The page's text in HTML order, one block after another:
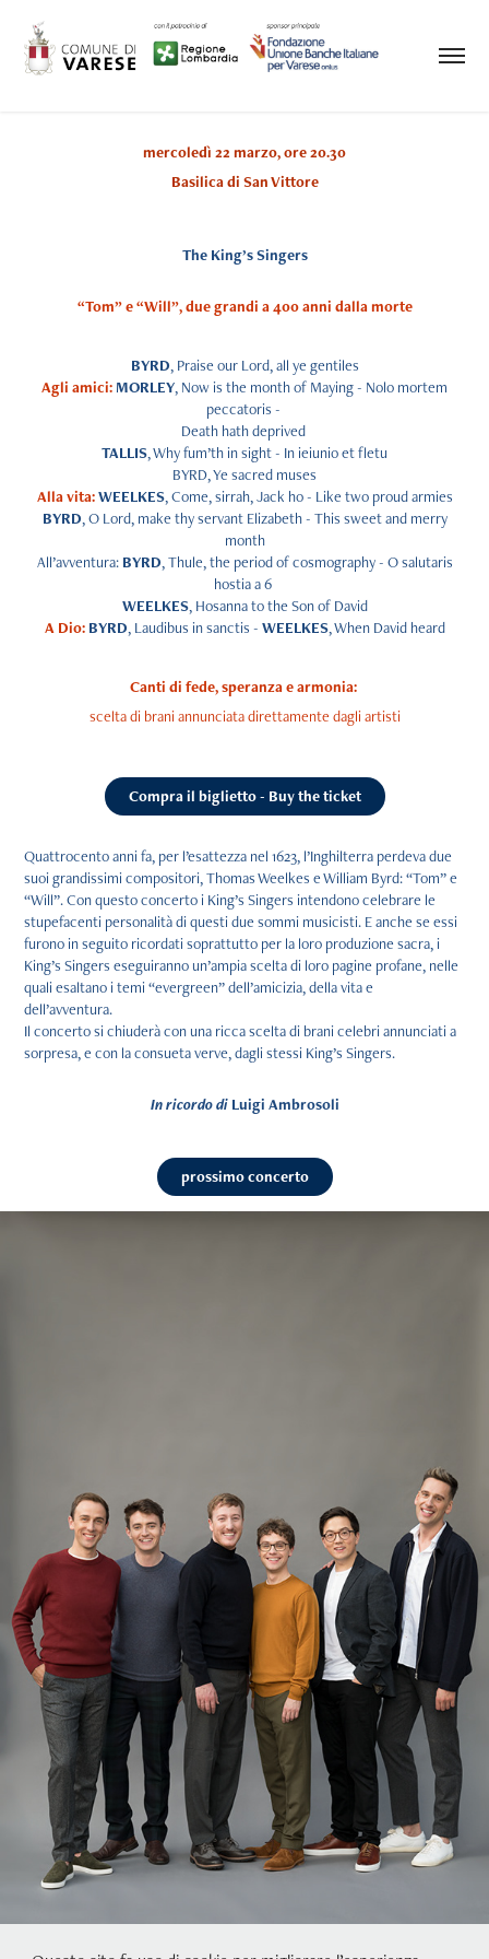
mercoledì 22 marzo, ore 20.30
Basilica di San Vittore
The King’s Singers
“Tom” e “Will”, due grandi a 400 anni dalla morte
BYRD, Praise our Lord, all ye gentiles
Agli amici: MORLEY, Now is the month of Maying - Nolo mortem
peccatoris -
Death hath deprived
TALLIS, Why fum’th in sight - In ieiunio et fletu
BYRD, Ye sacred muses
Alla vita:WEELKES, Come, sirrah, Jack ho - Like two proud armies
BYRD, O Lord, make thy servant Elizabeth - This sweet and merry
month
All’avventura: BYRD, Thule, the period of cosmography - O salutaris
hostia a 6
WEELKES, Hosanna to the Son of David
A Dio: BYRD, Laudibus in sanctis - WEELKES, When David heard
Canti di fede, speranza e armonia:
scelta di brani annunciata direttamente dagli artisti
Compra il biglietto - Buy the ticket
Quattrocento anni fa, per l’esattezza nel 1623, l’Inghilterra perdeva due
suoi grandissimi compositori, Thomas Weelkes e William Byrd: “Tom” e
“Will”. Con questo concerto i King’s Singers intendono celebrare le
stupefacenti personalità di questi due sommi musicisti. E anche se essi
furono in seguito ricordati soprattutto per la loro produzione sacra, i
King’s Singers eseguiranno un’ampia scelta di loro pagine profane, nelle
quali esaltano i temi “evergreen” dell’amicizia, della vita e
dell’avventura.
Il concerto si chiuderà con una ricca scelta di brani celebri annunciati a
sorpresa, e con la consueta verve, dagli stessi King’s Singers.
In ricordo di Luigi Ambrosoli
prossimo concerto